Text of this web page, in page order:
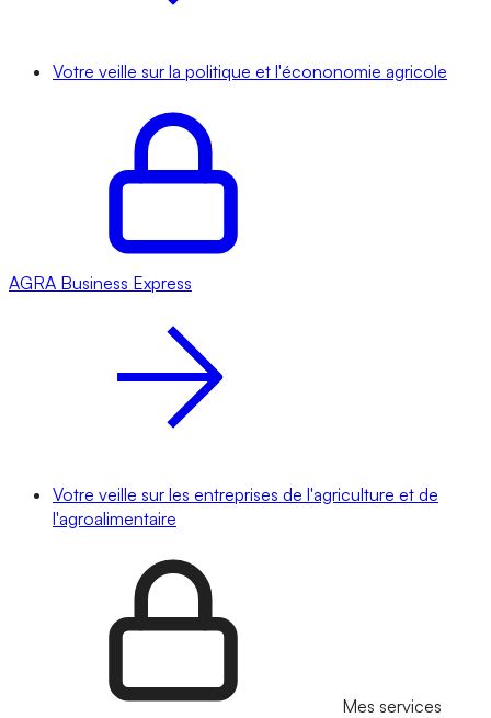
Votre veille sur la politique et l'écononomie agricole
AGRA Business Express
Votre veille sur les entreprises de l'agriculture et de
l'agroalimentaire
Mes services